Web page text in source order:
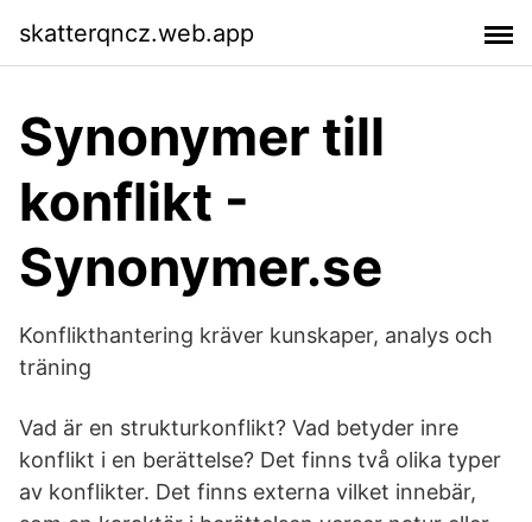
skatterqncz.web.app
Synonymer till
konflikt -
Synonymer.se
Konflikthantering kräver kunskaper, analys och
träning
Vad är en strukturkonflikt? Vad betyder inre
konflikt i en berättelse? Det finns två olika typer
av konflikter. Det finns externa vilket innebär,